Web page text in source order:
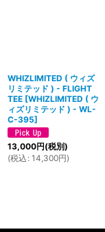
WHIZLIMITED ( ウィズ
リミテッド ) - FLIGHT
TEE [WHIZLIMITED ( ウ
ィズリミテッド ) - WL-
C-395]
13,000円(税別)
(税込 : 14,300円)